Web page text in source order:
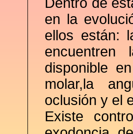
en la
ellos están:
disponible
molar,la
oclusión y el
Existe